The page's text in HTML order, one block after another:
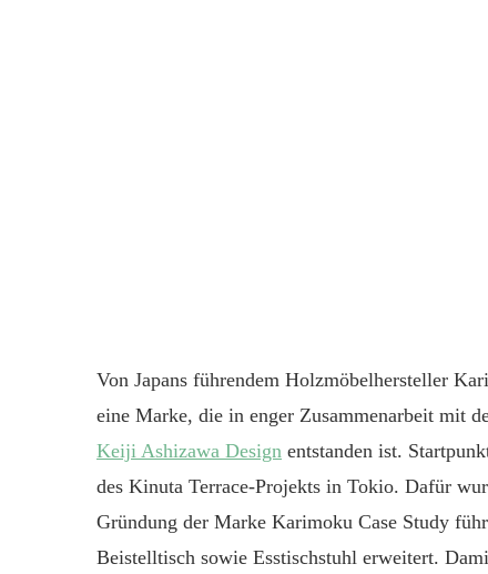
Von Japans führendem Holzmöbelhersteller
eine Marke, die in enger Zusammenarbeit mit
Keiji Ashizawa Design entstanden ist.
des Kinuta Terrace-Projekts in Tokio. Dafür
Gründung der Marke Karimoku Case Study
Beistelltisch sowie Esstischstuhl erweitert.